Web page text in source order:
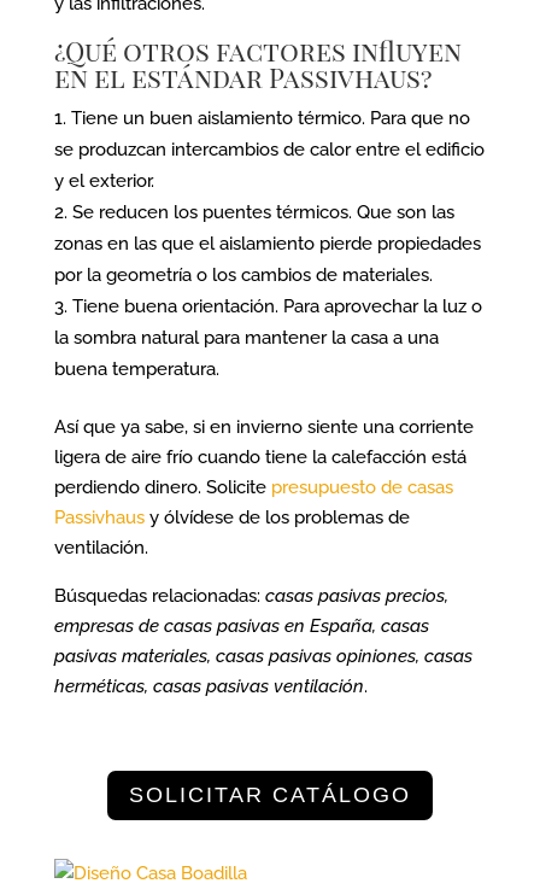
¿Qué otros factores influyen
en el estándar Passivhaus?
Tiene un buen aislamiento térmico. Para que no
se produzcan intercambios de calor entre el edificio
y el exterior.
Se reducen los puentes térmicos. Que son las
zonas en las que el aislamiento pierde propiedades
por la geometría o los cambios de materiales.
Tiene buena orientación. Para aprovechar la luz o
la sombra natural para mantener la casa a una
buena temperatura.
Así que ya sabe, si en invierno siente una corriente
ligera de aire frío cuando tiene la calefacción está
perdiendo dinero. Solicite presupuesto de casas
Passivhausy ólvídese de los problemas de
ventilación.
Búsquedas relacionadas: casas pasivas precios,
empresas de casas pasivas en España, casas
pasivas materiales, casas pasivas opiniones, casas
herméticas, casas pasivas ventilación.
SOLICITAR CATÁLOGO